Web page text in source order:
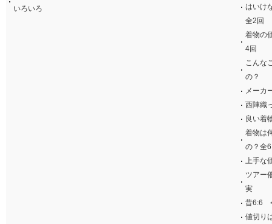
いろいろ
はいけ
全2回
着物の
4回
こんな
の？
メーカ
西陣織
良い着
着物は
の？全
上手
ツアー
実
昔6:6
値切り